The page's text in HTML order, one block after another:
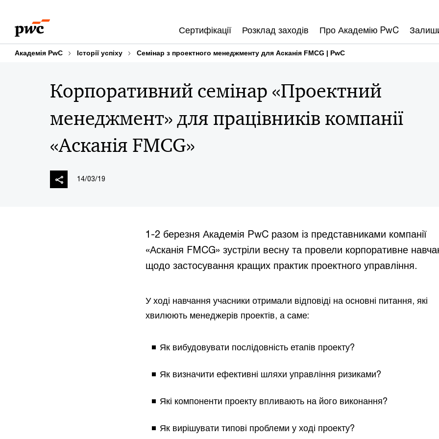
content
footer
Сертифікації Розклад заходів Про Академію PwC
Академія PwC Історії успіху Семінар з проектного менеджменту для Асканія FMCG | PwC
Корпоративний семінар «Проектний
менеджмент» для працівників компанії
«Асканія FMCG»
14/03/19
1-2 березня Академія PwC разом із представниками компанії
«Асканія FMCG» зустріли весну та провели корпоративне
щодо застосування кращих практик проектного управління.
У ході навчання учасники отримали відповіді на основні питання, які
хвилюють менеджерів проектів, а саме:
Як вибудовувати послідовність етапів проекту?
Як визначити ефективні шляхи управління ризиками?
Які компоненти проекту впливають на його виконання?
Як вирішувати типові проблеми у ході проекту?